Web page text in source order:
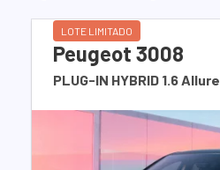
LOTE LIMITADO
Peugeot 3008
PLUG-IN HYBRID 1.6 Allure